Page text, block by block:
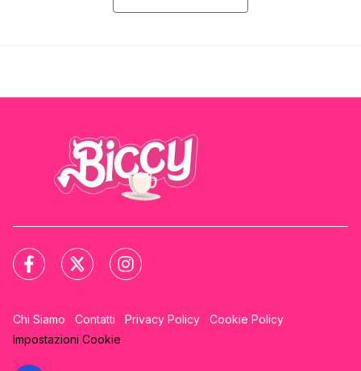
Chi Siamo Contatti Privacy Policy
Cookie Policy
Impostazioni Cookie